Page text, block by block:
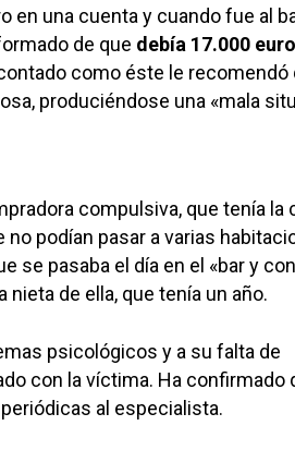
en una cuenta y cuando fue al
de que debía 17.000
como éste le recomendó
produciéndose una «mala
compulsiva, que tenía la
podían pasar a varias
se pasaba el día en el «bar y
nieta de ella, que tenía un año.
psicológicos y a su falta de
con la víctima. Ha confirmado
al especialista.